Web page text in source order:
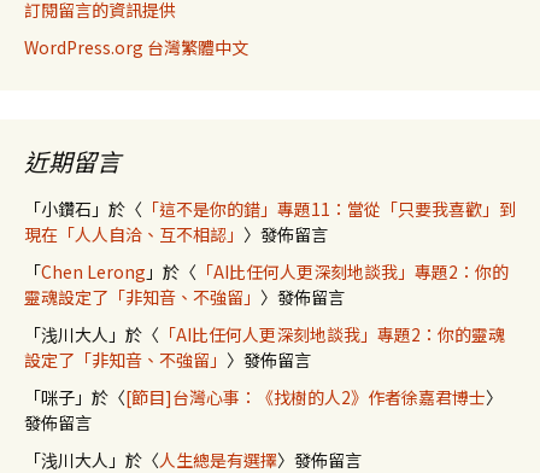
訂閱留言的資訊提供
WordPress.org 台灣繁體中文
近期留言
「小鑽石 」於〈 「這不是你的錯」專題11：當從「只要我喜歡」到
現在「人人自洽、互不相認」 〉發佈留言
「Chen Lerong 」於〈 「AI比任何人更深刻地談我」專題2：你的
靈魂設定了「非知音、不強留」 〉發佈留言
「浅川大人 」於〈 「AI比任何人更深刻地談我」專題2：你的靈魂
設定了「非知音、不強留」 〉發佈留言
「咪子 」於〈[節目]台灣心事：《找樹的人2》作者徐嘉君博士〉
發佈留言
「浅川大人 」於〈人生總是有選擇〉發佈留言